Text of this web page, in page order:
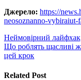
Джерело: https://
neosoznanno-vybiraiut-
Навигация
по
Неймовірний
Що роблять щасливі
цей крок
Related Post